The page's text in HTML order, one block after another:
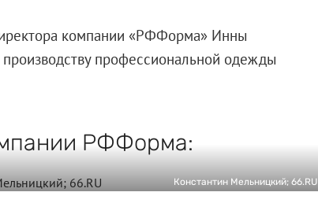
компании «РФФорма» Инны
профессиональной одежды
РФФорма:
Константин Мельницкий; 66.RU